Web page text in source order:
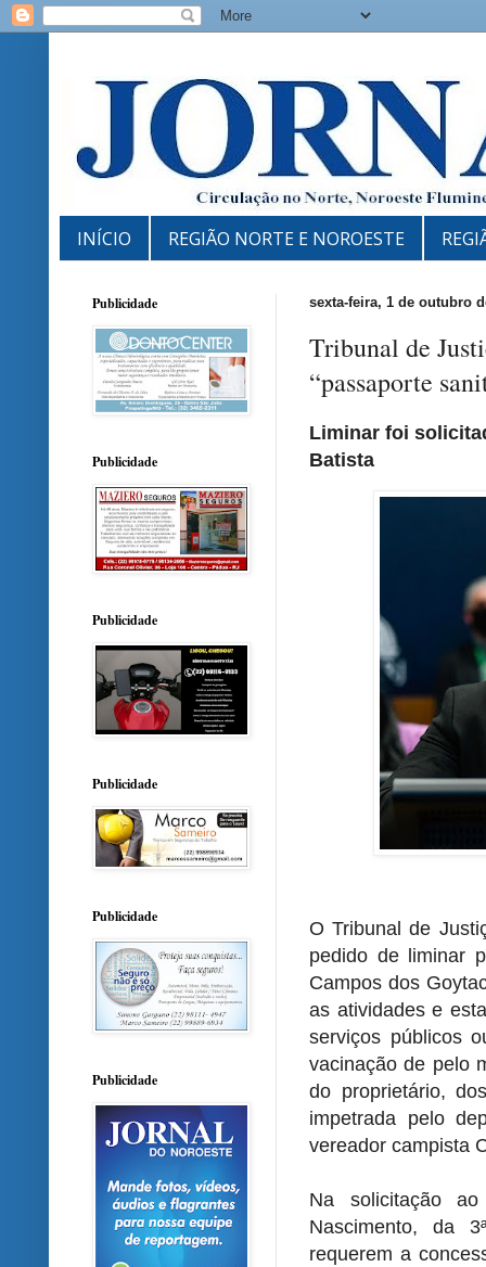
INÍCIO REGIÃO NORTE E NOROESTE
sexta-feira, 1 de outubro
Tribunal de
“passaporte
Liminar foi
Batista
O Tribunal de
pedido de liminar
Campos dos
as atividades e
serviços públicos
vacinação de pelo
do proprietário,
impetrada pelo
vereador campista
Na solicitação
Nascimento, da
requerem a
Publicidade
Publicidade
Publicidade
Publicidade
Publicidade
Publicidade